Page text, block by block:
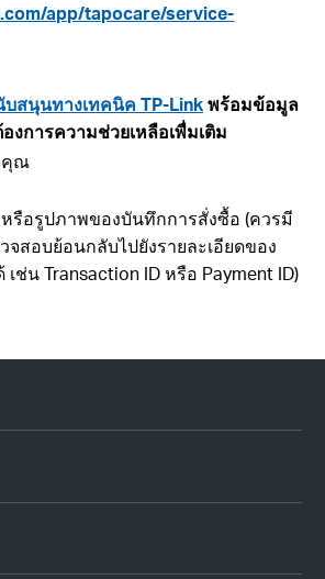
app/tapocare/service-
บสนุนทางเทคนิค TP-Linkพร้อมข้อมูล
การความช่วยเหลือเพื่มเติม
คุณ
รือรูปภาพของบันทึกการสั่งซื้อ (ควรมี
สอบย้อนกลับไปยังรายละเอียดของ
เช่น Transaction ID หรือ Payment ID)